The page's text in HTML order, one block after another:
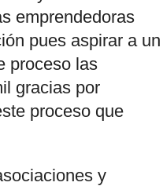
emprendedoras
pues aspirar a un
proceso las
gracias por
proceso que
y